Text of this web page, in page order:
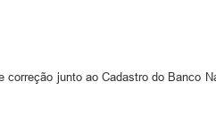
junto ao Cadastro do Banco